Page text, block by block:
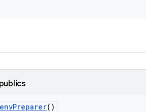
Preparer()